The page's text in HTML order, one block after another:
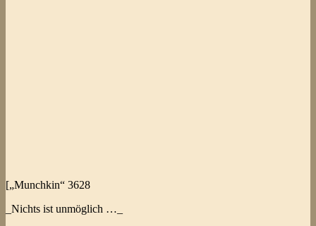
[„Munchkin“ 3628
_Nichts ist unmöglich …_